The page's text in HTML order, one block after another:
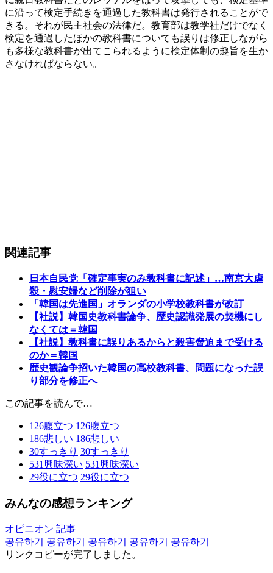
に沿って検定手続きを通過した教科書は発行されることがで
きる。それが民主社会の法律だ。教育部は教学社だけでなく
検定を通過したほかの教科書についても誤りは修正しながら
も多様な教科書が出てこられるように検定体制の趣旨を生か
さなければならない。
関連記事
日本自民党「確定事実のみ教科書に記述」…南京大虐
殺・慰安婦など削除が狙い
「韓国は先進国」オランダの小学校教科書が改訂
【社説】韓国史教科書論争、歴史認識発展の契機にし
なくては＝韓国
【社説】教科書に誤りあるからと殺害脅迫まで受ける
のか＝韓国
歴史観論争招いた韓国の高校教科書、問題になった誤
り部分を修正へ
この記事を読んで…
126腹立つ 126腹立つ
186悲しい 186悲しい
30すっきり 30すっきり
531興味深い 531興味深い
29役に立つ 29役に立つ
みんなの感想ランキング
オピニオン 記事
공유하기
공유하기 공유하기 공유하기
공유하기
リンクコピーが完了しました。